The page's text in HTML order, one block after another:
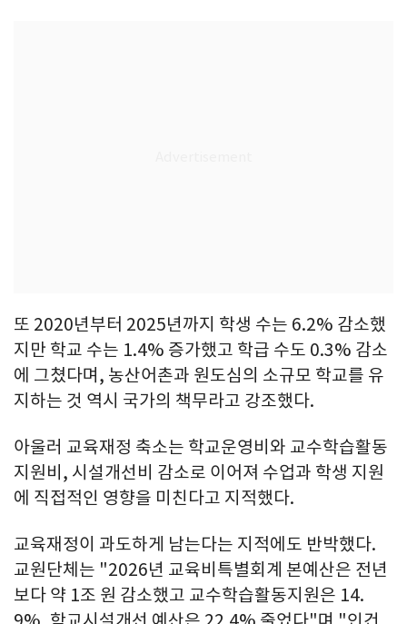
또 2020년부터 2025년까지 학생 수는 6.2% 감소했
지만 학교 수는 1.4% 증가했고 학급 수도 0.3% 감소
에 그쳤다며, 농산어촌과 원도심의 소규모 학교를 유
지하는 것 역시 국가의 책무라고 강조했다.
아울러 교육재정 축소는 학교운영비와 교수학습활동
지원비, 시설개선비 감소로 이어져 수업과 학생 지원
에 직접적인 영향을 미친다고 지적했다.
교육재정이 과도하게 남는다는 지적에도 반박했다.
교원단체는 "2026년 교육비특별회계 본예산은 전년
보다 약 1조 원 감소했고 교수학습활동지원은 14.